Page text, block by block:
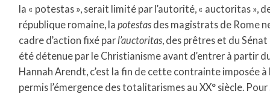
la « potestas », serait limité par l’autorité, « auctoritas »,
république romaine, la potestas des magistrats de Rome
cadre d’action fixé par l’auctoritas, des prêtres et du
été détenue par le Christianisme avant d’entrer à partir
Hannah Arendt, c’est la fin de cette contrainte imposée à
permis l’émergence des totalitarismes au XX° siècle.